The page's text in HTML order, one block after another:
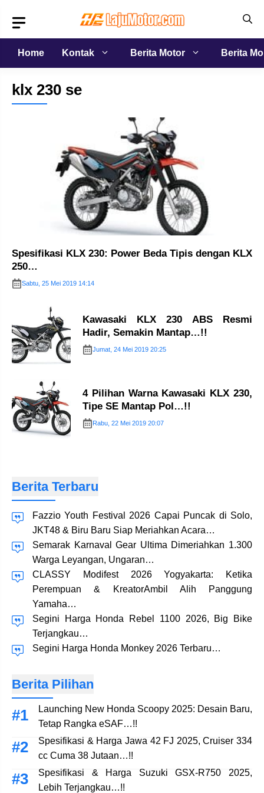
isi
Home
Kontak Berita Motor Berita
klx 230 se
Spesifikasi KLX 230: Power Beda Tipis dengan KLX
250…
Sabtu, 25 Mei 2019 14:14
Kawasaki KLX 230 ABS Resmi
Hadir, Semakin Mantap…!!
Jumat, 24 Mei 2019 20:25
4 Pilihan Warna Kawasaki KLX 230,
Tipe SE Mantap Pol…!!
Rabu, 22 Mei 2019 20:07
Berita Terbaru
Fazzio Youth Festival 2026 Capai Puncak di Solo,
JKT48 & Biru Baru Siap Meriahkan Acara…
Semarak Karnaval Gear Ultima Dimeriahkan 1.300
Warga Leyangan, Ungaran…
CLASSY Modifest 2026 Yogyakarta: Ketika
Perempuan & KreatorAmbil Alih Panggung
Yamaha…
Segini Harga Honda Rebel 1100 2026, Big Bike
Terjangkau…
Segini Harga Honda Monkey 2026 Terbaru…
Berita Pilihan
Launching New Honda Scoopy 2025: Desain Baru,
Tetap Rangka eSAF…!!
Spesifikasi & Harga Jawa 42 FJ 2025, Cruiser 334
cc Cuma 38 Jutaan…!!
Spesifikasi & Harga Suzuki GSX-R750 2025,
Lebih Terjangkau…!!